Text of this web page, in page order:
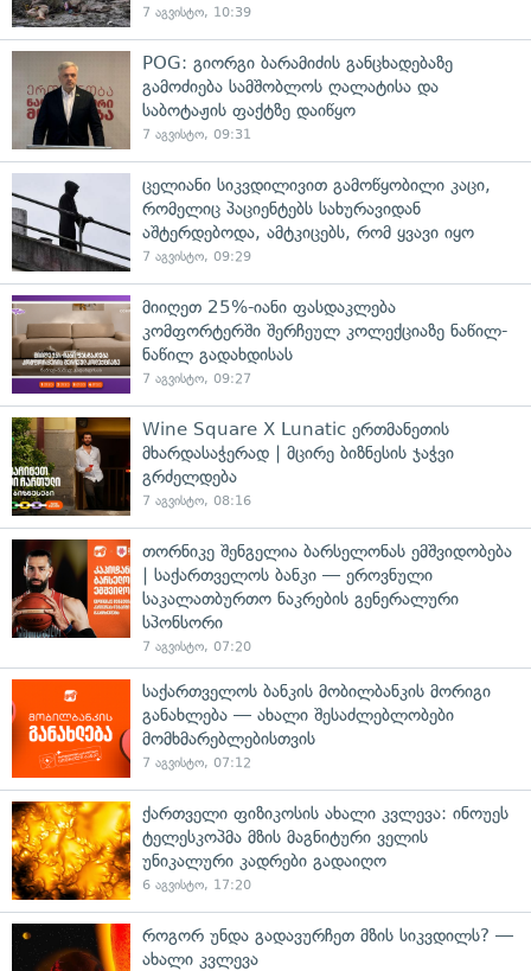
7 აგვისტო, 10:39
POG: გიორგი ბარამიძის განცხადებაზე
გამოძიება სამშობლოს ღალატისა და
საბოტაჟის ფაქტზე დაიწყო
7 აგვისტო, 09:31
ცელიანი სიკვდილივით გამოწყობილი კაცი,
რომელიც პაციენტებს სახურავიდან
აშტერდებოდა, ამტკიცებს, რომ ყვავი იყო
7 აგვისტო, 09:29
მიიღეთ 25%-იანი ფასდაკლება
კომფორტერში შერჩეულ კოლექციაზე ნაწილ-
ნაწილ გადახდისას
7 აგვისტო, 09:27
Wine Square X Lunatic ერთმანეთის
მხარდასაჭერად | მცირე ბიზნესის ჯაჭვი
გრძელდება
7 აგვისტო, 08:16
თორნიკე შენგელია ბარსელონას ემშვიდობება
| საქართველოს ბანკი — ეროვნული
საკალათბურთო ნაკრების გენერალური
სპონსორი
7 აგვისტო, 07:20
საქართველოს ბანკის მობილბანკის მორიგი
განახლება — ახალი შესაძლებლობები
მომხმარებლებისთვის
7 აგვისტო, 07:12
ქართველი ფიზიკოსის ახალი კვლევა: ინოუეს
ტელესკოპმა მზის მაგნიტური ველის
უნიკალური კადრები გადაიღო
6 აგვისტო, 17:20
როგორ უნდა გადავურჩეთ მზის სიკვდილს? —
ახალი კვლევა